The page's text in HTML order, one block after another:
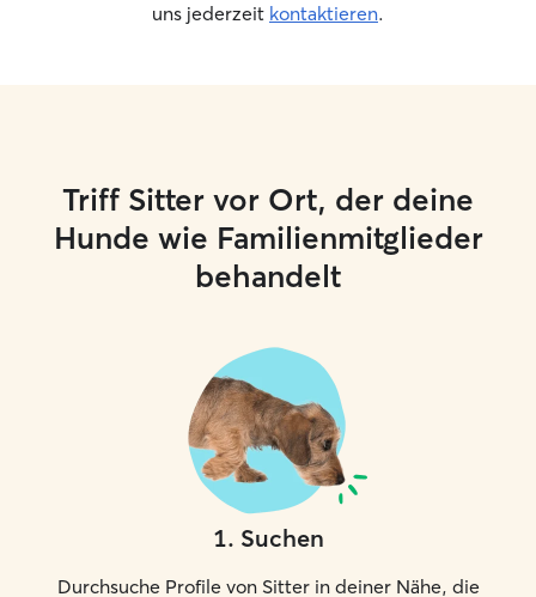
uns jederzeit kontaktieren.
Triff Sitter vor Ort, der deine
Hunde wie Familienmitglieder
behandelt
1. Suchen
Durchsuche Profile von Sitter in deiner Nähe, die